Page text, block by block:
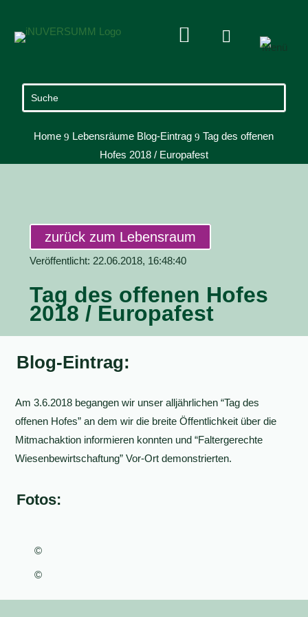
 
Home 9 Lebensräume Blog-Eintrag 9 Tag des offenen
Hofes 2018 / Europafest
zurück zum Lebensraum
Veröffentlicht: 22.06.2018, 16:48:40
Tag des offenen Hofes
2018 / Europafest
Blog-Eintrag:
Am 3.6.2018 begangen wir unser alljährlichen “Tag des
offenen Hofes” an dem wir die breite Öffentlichkeit über die
Mitmachaktion informieren konnten und “Faltergerechte
Wiesenbewirtschaftung” Vor-Ort demonstrierten.
Fotos:
©
©